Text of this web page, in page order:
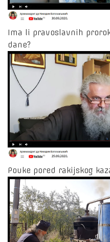
Ima li pravoslavnih
dane?
Pouke pored rakijskog